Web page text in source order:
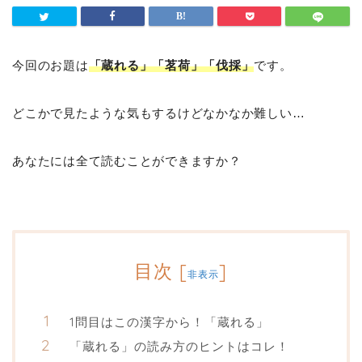
今回のお題は「蔵れる」「茗荷」「伐採」です。
どこかで見たような気もするけどなかなか難しい…
あなたには全て読むことができますか？
目次 [非表示]
1問目はこの漢字から！「蔵れる」
「蔵れる」の読み方のヒントはコレ！